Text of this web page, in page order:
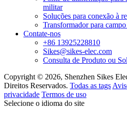
militar
Soluções para conexão à
Transformador para
Contate-nos
+86 13925228810
Sikes@sikes-elec.com
Consulta de Produto ou
Copyright © 2026, Shenzhen Sikes
Direitos Reservados. Todas as tags
privacidade Termos de uso
Selecione o idioma do site